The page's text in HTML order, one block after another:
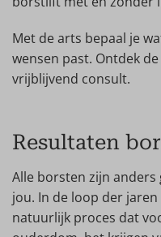
Met de arts bepaal je
wensen past. Ontdek
vrijblijvend consult.
Resultaten
Alle borsten zijn
jou. In de loop der
natuurlijk proces dat